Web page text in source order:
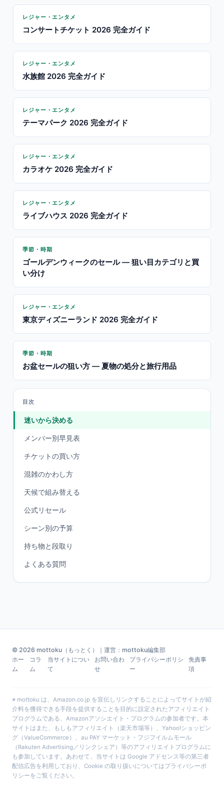
レジャー・エンタメ
コンサートチケット 2026 完全ガイド
レジャー・エンタメ
水族館 2026 完全ガイド
レジャー・エンタメ
テーマパーク 2026 完全ガイド
レジャー・エンタメ
カラオケ 2026 完全ガイド
レジャー・エンタメ
ライブハウス 2026 完全ガイド
季節・時期
ゴールデンウィークのセール — 狙い目カテゴリと買
い分け
レジャー・エンタメ
東京ディズニーランド 2026 完全ガイド
季節・時期
お盆セールの狙い方 — 夏物の処分と旅行用品
目次
迷いから決める
メンバー別早見表
チケットの買い方
混雑のかわし方
天候で組み替える
公式リセール
シーン別の予算
持ち物と段取り
よくある質問
© 2026 mottoku（もっとく）｜運営：mottoku編集部
ホー
ム
コラ
ム
当サイトについ
て
お問い合わ
せ
プライバシーポリシ
ー
免責事
項
※ mottoku は、Amazon.co.jp を宣伝しリンクすることによってサイトが紹
介料を獲得できる手段を提供することを目的に設定されたアフィリエイト
プログラムである、Amazonアソシエイト・プログラムの参加者です。本
サイトはまた、もしもアフィリエイト（楽天市場等）、Yahoo!ショッピン
グ（ValueCommerce）、au PAY マーケット・フジフイルムモール
（Rakuten Advertising／リンクシェア）等のアフィリエイトプログラムに
も参加しています。あわせて、当サイトは Google アドセンス等の第三者
配信広告を利用しており、Cookie の取り扱いについてはプライバシーポ
リシーをご覧ください。